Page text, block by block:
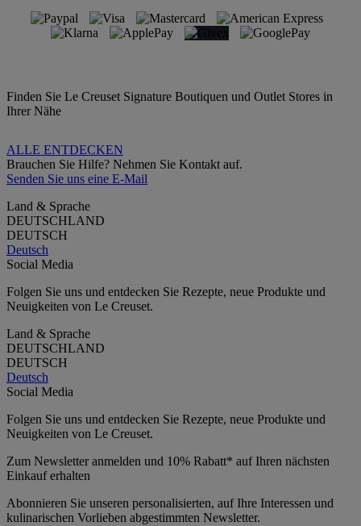
Finden Sie Le Creuset Signature Boutiquen und Outlet Stores in
Ihrer Nähe
ALLE ENTDECKEN
Brauchen Sie Hilfe? Nehmen Sie Kontakt auf.
Senden Sie uns eine E-Mail
Land & Sprache
DEUTSCHLAND
DEUTSCH
Deutsch
Social Media
Folgen Sie uns und entdecken Sie Rezepte, neue Produkte und
Neuigkeiten von Le Creuset.
Land & Sprache
DEUTSCHLAND
DEUTSCH
Deutsch
Social Media
Folgen Sie uns und entdecken Sie Rezepte, neue Produkte und
Neuigkeiten von Le Creuset.
Zum Newsletter anmelden und 10% Rabatt* auf Ihren nächsten
Einkauf erhalten
Abonnieren Sie unseren personalisierten, auf Ihre Interessen und
kulinarischen Vorlieben abgestimmten Newsletter.